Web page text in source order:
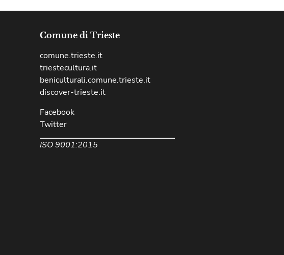
Comune di Trieste
comune.trieste.it
triestecultura.it
beniculturali.comune.trieste.it
discover-trieste.it
Facebook
Twitter
ISO 9001:2015